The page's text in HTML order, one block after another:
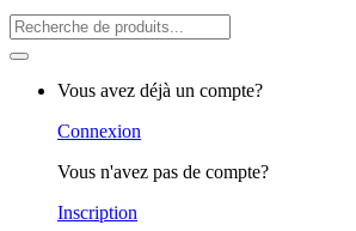
Search
for:
Vous avez déjà un compte?
Connexion
Vous n'avez pas de compte?
Inscription